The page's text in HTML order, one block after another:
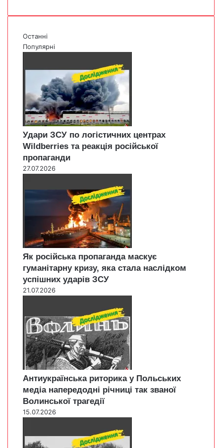
Останні
Популярні
Удари ЗСУ по логістичних центрах
Wildberries та реакція російської
пропаганди
27.07.2026
Як російська пропаганда маскує
гуманітарну кризу, яка стала наслідком
успішних ударів ЗСУ
21.07.2026
Антиукраїнська риторика у Польських
медіа напередодні річниці так званої
Волинської трагедії
15.07.2026